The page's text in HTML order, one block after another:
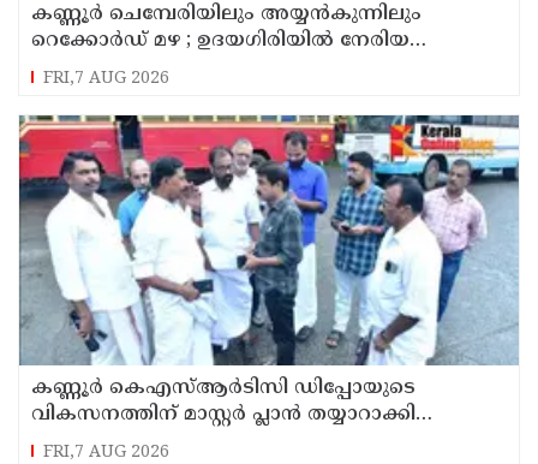
കണ്ണൂർ ചെമ്പേരിയിലും അയ്യൻകുന്നിലും
റെക്കോർഡ് മഴ ; ഉദയഗിരിയിൽ നേരിയ
ഉരുൾപൊട്ടൽ; 13 പേരെ ക്യാമ്പിലേക്ക് മാറ്റി
FRI,7 AUG 2026
കണ്ണൂർ കെഎസ്ആർടിസി ഡിപ്പോയുടെ
വികസനത്തിന് മാസ്റ്റർ പ്ലാൻ തയ്യാറാക്കി
സമർപ്പിക്കും : ടി ഒ മോഹനൻ എം എൽ എ
FRI,7 AUG 2026